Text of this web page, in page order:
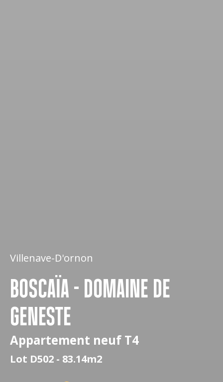
Villenave-D'ornon
BOSCAÏA - DOMAINE DE
GENESTE
Appartement neuf T4
Lot D502 - 83.14m2